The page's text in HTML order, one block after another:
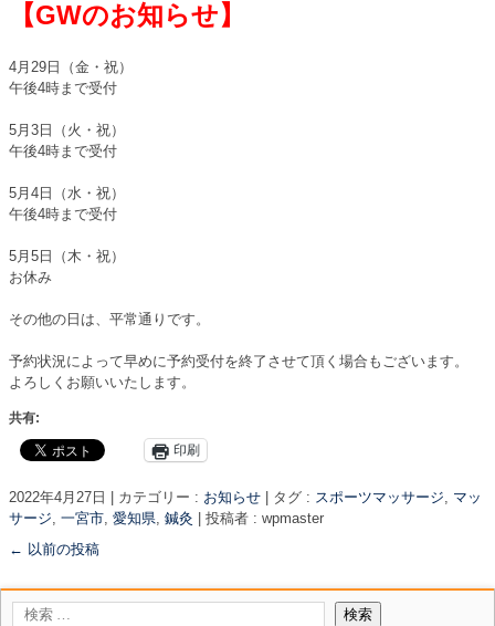
【GWのお知らせ】
4月29日（金・祝）
午後4時まで受付
5月3日（火・祝）
午後4時まで受付
5月4日（水・祝）
午後4時まで受付
5月5日（木・祝）
お休み
その他の日は、平常通りです。
予約状況によって早めに予約受付を終了させて頂く場合もございます。
よろしくお願いいたします。
共有:
印刷
2022年4月27日 カテゴリー : お知らせ タグ : スポーツマッサージ
マッ
サージ 一宮市 愛知県 鍼灸
投稿者 : wpmaster
← 以前の投稿